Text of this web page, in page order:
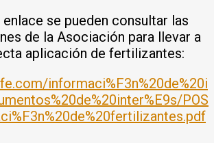
se pueden consultar las
de la Asociación para llevar a
aplicación de fertilizantes:
informaci%F3n%20de%20i
POS